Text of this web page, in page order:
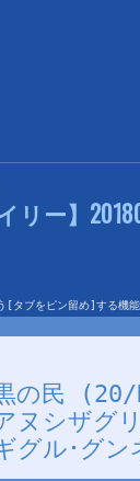
リー】
ブをピン留め]する機能
の民
ヌシザグ
グル･グ